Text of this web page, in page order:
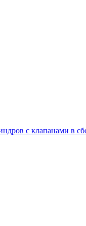
с клапанами в